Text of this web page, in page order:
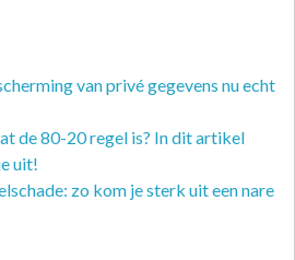
van privé gegevens nu echt
de 80-20 regel is? In dit artikel
uit!
zo kom je sterk uit een nare